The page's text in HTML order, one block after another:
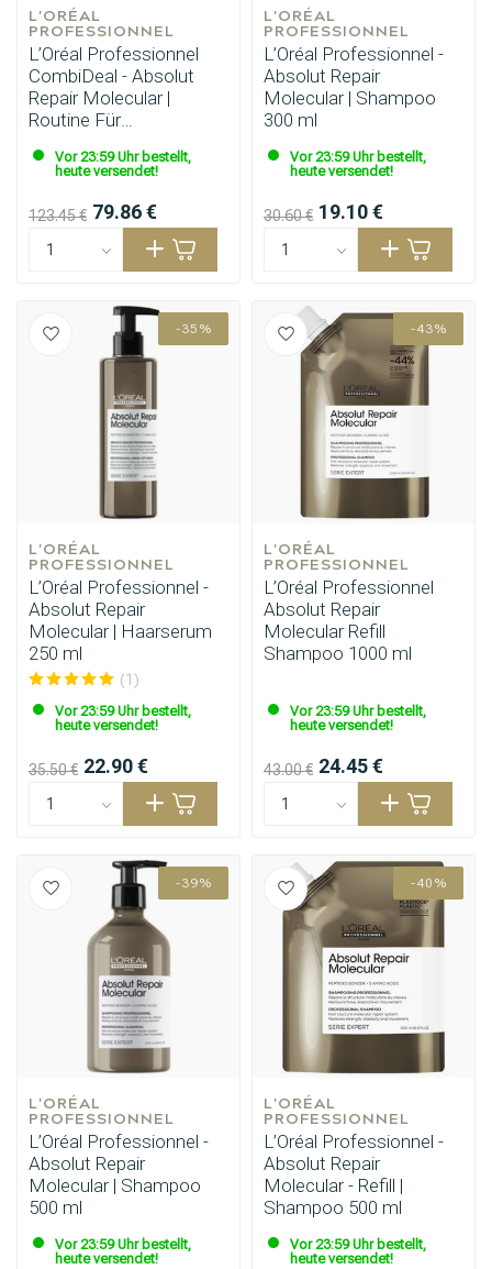
L'ORÉAL
PROFESSIONNEL
L’Oréal Professionnel
CombiDeal - Absolut
Repair Molecular |
Routine Für
Vor 23:59 Uhr bestellt,
heute versendet!
123.45 € 79.86 €
L'ORÉAL
PROFESSIONNEL
L’Oréal Professionnel -
Absolut Repair
Molecular | Shampoo
300 ml
Vor 23:59 Uhr bestellt,
heute versendet!
30.60 € 19.10 €
-35%
L'ORÉAL
PROFESSIONNEL
L’Oréal Professionnel -
Absolut Repair
Molecular | Haarserum
250 ml
(1)
Vor 23:59 Uhr bestellt,
heute versendet!
35.50 € 22.90 €
-43%
L'ORÉAL
PROFESSIONNEL
L’Oréal Professionnel
Absolut Repair
Molecular Refill
Shampoo 1000 ml
Vor 23:59 Uhr bestellt,
heute versendet!
43.00 € 24.45 €
-39%
L'ORÉAL
PROFESSIONNEL
L’Oréal Professionnel -
Absolut Repair
Molecular | Shampoo
500 ml
Vor 23:59 Uhr bestellt,
heute versendet!
-40%
L'ORÉAL
PROFESSIONNEL
L’Oréal Professionnel -
Absolut Repair
Molecular - Refill |
Shampoo 500 ml
Vor 23:59 Uhr bestellt,
heute versendet!